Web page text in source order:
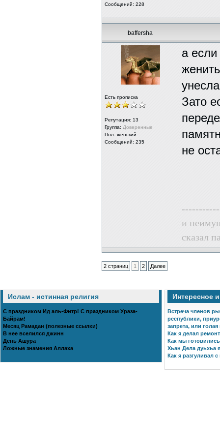
Сообщений: 228
baffersha
Есть прописка
Репутация: 13
Группа: Доверенные
Пол: женский
Сообщений: 235
а
Зато
не
и
сказал
2 страниц 1 2 Далее
Ислам - истинная религия
С праздником Ид аль-Фитр! С праздником Ураза-
Байрам!
Месяц Рамадан (полезные ссылки)
В нее вселился джинн
День Ашура
Ложные знамения Аллаха
Интересное
Встреча членов
республики,
запрета, или
Как я делал
Как мы
Хьан Дела дуьхьа
Как я разгуливал